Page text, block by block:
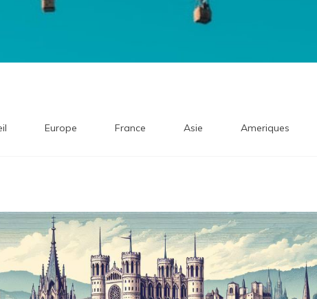
Europe France Asie Ameriques